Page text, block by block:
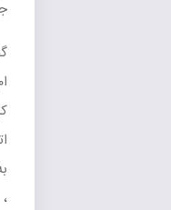
جز
گفتم :
ام ؟
کرد
به یک
،